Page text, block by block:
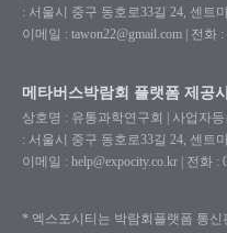
: 서울시 중구 동호로33길 24, 센트
이메일 : tawon22@gmail.com | 전화 :
메타버스박람회 플랫폼 제공
상호명 : 유통과학연구회 | 사업자
: 서울시 중구 동호로33길 24, 센트
이메일 : help@expocity.co.kr | 전화 :
* 엑스포시티는 박람회플랫폼 통